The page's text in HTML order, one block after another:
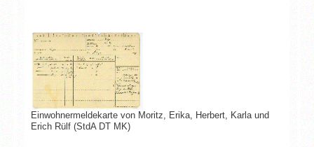
Einwohnermeldekarte von Moritz, Erika, Herbert, Karla und
Erich Rülf (StdA DT MK)